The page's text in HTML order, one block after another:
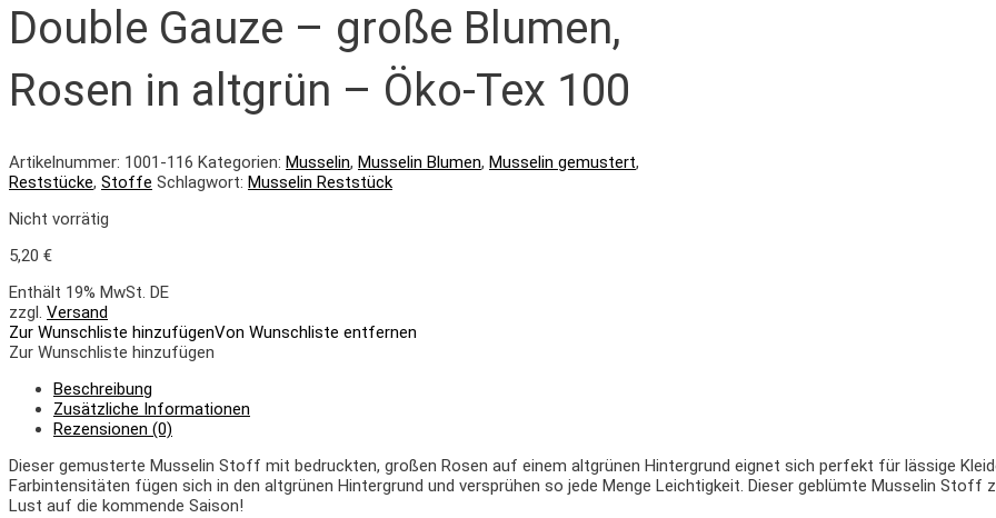
Double Gauze – große Blumen,
Rosen in altgrün – Öko-Tex 100
Artikelnummer: 1001-116 Kategorien: Musselin, Musselin Blumen, Musselin gemustert,
Reststücke, Stoffe Schlagwort: Musselin Reststück
Nicht vorrätig
5,20 €
Enthält 19% MwSt. DE
zzgl. Versand
Zur Wunschliste hinzufügenVon Wunschliste entfernen
Zur Wunschliste hinzufügen
Beschreibung
Zusätzliche Informationen
Rezensionen (0)
Dieser gemusterte Musselin Stoff mit bedruckten, großen Rosen auf einem altgrünen Hintergrund eignet sich perfekt für lässige
Farbintensitäten fügen sich in den altgrünen Hintergrund und versprühen so jede Menge Leichtigkeit. Dieser geblümte Musselin
Lust auf die kommende Saison!